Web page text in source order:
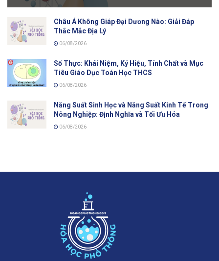
Châu Á Không Giáp Đại Dương Nào: Giải Đáp
Thắc Mắc Địa Lý
06/08/2026
Số Thực: Khái Niệm, Ký Hiệu, Tính Chất và Mục
Tiêu Giáo Dục Toán Học THCS
06/08/2026
Năng Suất Sinh Học và Năng Suất Kinh Tế Trong
Nông Nghiệp: Định Nghĩa và Tối Ưu Hóa
06/08/2026